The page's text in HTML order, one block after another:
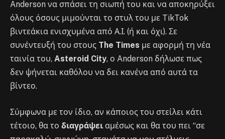
Anderson να σπάσει τη σιωπή του και να αποκηρύξει
όλους όσους μιμούνται το στυλ του με TikTok
βιντεάκια ενισχυμένα από Α.Ι. (ή και όχι). Σε
συνέντευξή του στους The Times με αφορμή τη νέα
ταινία του, Asteroid City, ο Anderson δήλωσε πως
δεν ψήνεται καθόλου να δει κανένα από αυτά τα
βίντεο.
Σύμφωνα με τον ίδιο, αν κάποιος του στείλει κάτι
τέτοιο, θα το διαγράψειαμέσως και θα του πει “σε